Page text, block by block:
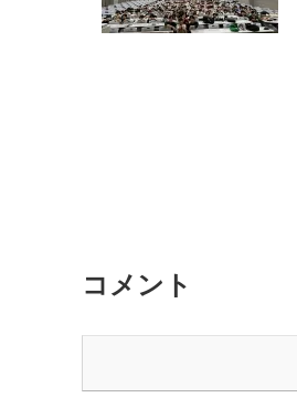
コメント